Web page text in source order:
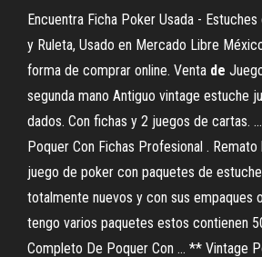
Encuentra Ficha Poker Usada -
y Ruleta, Usado en Mercado Libre
forma de comprar online. Venta de
segunda mano Antiguo vintage estuche
dados. Con fichas y 2 juegos de cartas.
Poquer Con Fichas Profesional .
juego de poker con paquetes de
totalmente nuevos y con sus empaques
tengo varios paquetes estos contienen
Completo De Poquer Con ... ** Vintage